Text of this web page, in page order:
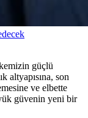
güçlü
altyapısına, son
ve elbette
güvenin yeni bir